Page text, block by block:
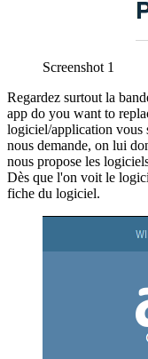
Screenshot 1
Regardez surtout la
app do you want to
logiciel/application vous
nous demande, on lui
nous propose les
Dès que l'on voit le
fiche du logiciel.